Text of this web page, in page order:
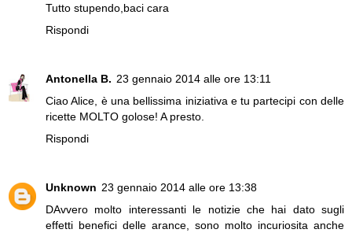
Tutto stupendo,baci cara
Rispondi
Antonella B. 23 gennaio 2014 alle ore 13:11
Ciao Alice, è una bellissima iniziativa e tu partecipi con delle
ricette MOLTO golose! A presto.
Rispondi
Unknown 23 gennaio 2014 alle ore 13:38
DAvvero molto interessanti le notizie che hai dato sugli
effetti benefici delle arance, sono molto incuriosita anche